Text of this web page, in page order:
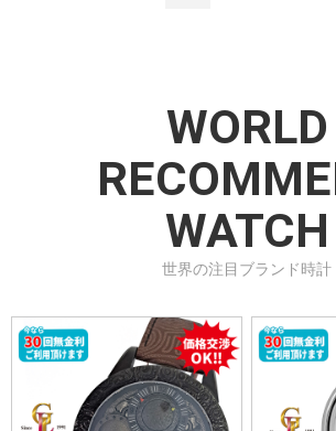
WORLD
WATCH
世界の注目ブランド時計